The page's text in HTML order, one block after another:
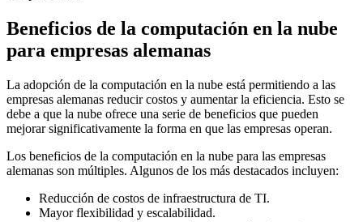
Beneficios de la computación en la nube
para empresas alemanas
La adopción de la computación en la nube está permitiendo a las
empresas alemanas reducir costos y aumentar la eficiencia. Esto se
debe a que la nube ofrece una serie de beneficios que pueden
mejorar significativamente la forma en que las empresas operan.
Los beneficios de la computación en la nube para las empresas
alemanas son múltiples. Algunos de los más destacados incluyen:
Reducción de costos de infraestructura de TI.
Mayor flexibilidad y escalabilidad.